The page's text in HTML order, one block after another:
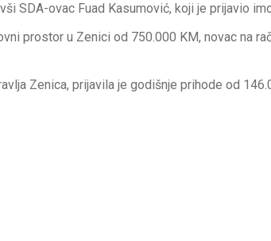
SDA-ovac Fuad Kasumović, koji je prijavio
prostor u Zenici od 750.000 KM, novac na
Zenica, prijavila je godišnje prihode od